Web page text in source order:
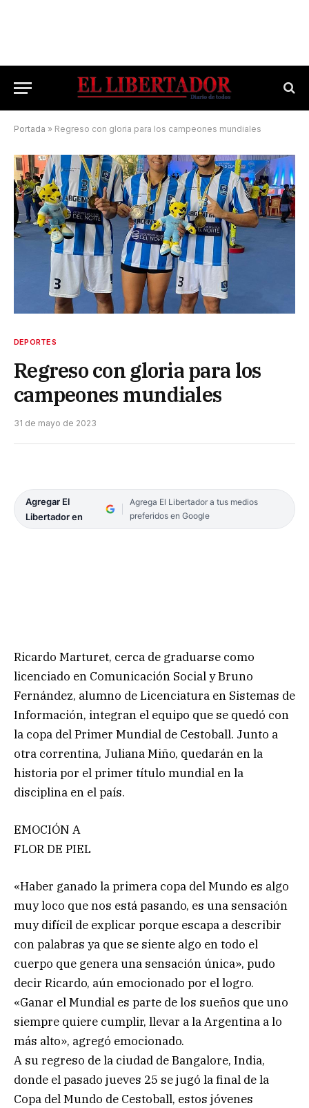
Portada » Regreso con gloria para los campeones mundiales
DEPORTES
Regreso con gloria para los
campeones mundiales
31 de mayo de 2023
Agregar El
Libertador en
Agrega El Libertador a tus medios
preferidos en Google
Ricardo Marturet, cerca de graduarse como
licenciado en Comunicación Social y Bruno
Fernández, alumno de Licenciatura en Sistemas de
Información, integran el equipo que se quedó con
la copa del Primer Mundial de Cestoball. Junto a
otra correntina, Juliana Miño, quedarán en la
historia por el primer título mundial en la
disciplina en el país.
EMOCIÓN A
FLOR DE PIEL
«Haber ganado la primera copa del Mundo es algo
muy loco que nos está pasando, es una sensación
muy difícil de explicar porque escapa a describir
con palabras ya que se siente algo en todo el
cuerpo que genera una sensación única», pudo
decir Ricardo, aún emocionado por el logro.
«Ganar el Mundial es parte de los sueños que uno
siempre quiere cumplir, llevar a la Argentina a lo
más alto», agregó emocionado.
A su regreso de la ciudad de Bangalore, India,
donde el pasado jueves 25 se jugó la final de la
Copa del Mundo de Cestoball, estos jóvenes